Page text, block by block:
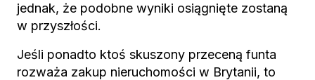
jednak, że podobne wyniki osiągnięte zostaną
w przyszłości.
Jeśli ponadto ktoś skuszony przeceną funta
rozważa zakup nieruchomości w Brytanii, to